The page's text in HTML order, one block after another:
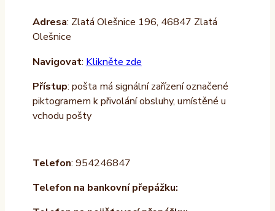
Adresa: Zlatá Olešnice 196, 46847 Zlatá
Olešnice
Navigovat: Klikněte zde
Přístup: pošta má signální zařízení označené
piktogramem k přivolání obsluhy, umístěné u
vchodu pošty
Telefon: 954246847
Telefon na bankovní přepážku: